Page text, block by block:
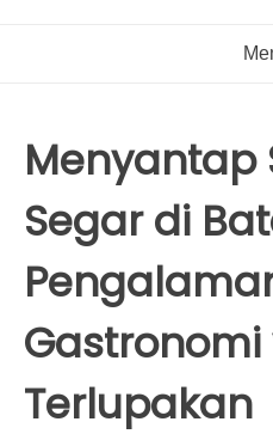
Menyantap
Segar di
Terlupakan